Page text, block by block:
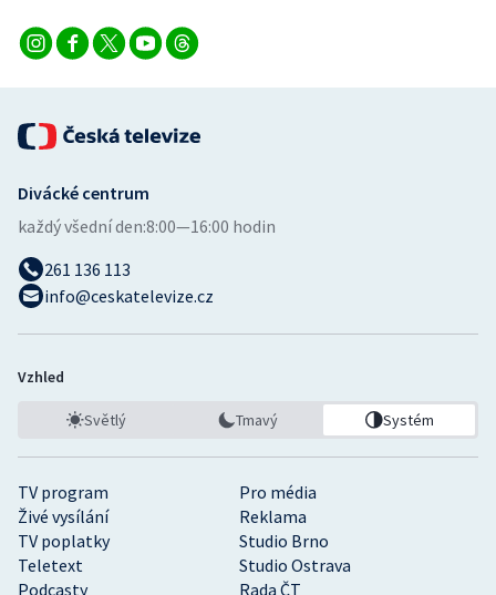
Sportovní střelba
Veslování
Vodní slalom
Ostatní
TV program
Pro média
Živé vysílání
Reklama
TV poplatky
Studio Brno
Teletext
Studio Ostrava
Podcasty
Rada ČT
Divácké centrum
každý všední den:8:00—16:00 hodin
261 136 113
info@ceskatelevize.cz
Vzhled
Světlý Tmavý Systém